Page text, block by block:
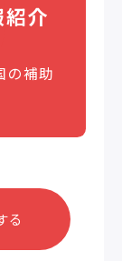
介
の補助
る